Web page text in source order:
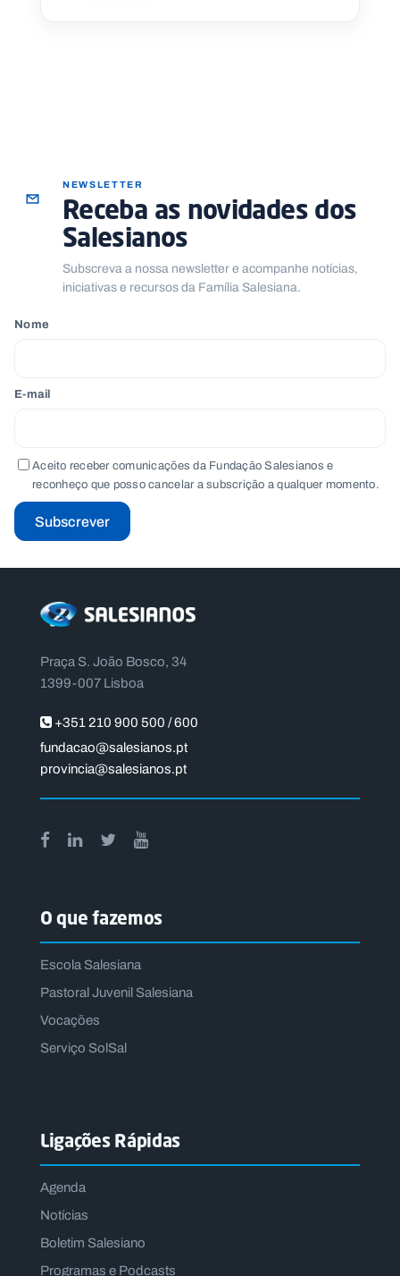
NEWSLETTER
Receba as novidades dos
Salesianos
Subscreva a nossa newsletter e acompanhe notícias,
iniciativas e recursos da Família Salesiana.
Nome
E-mail
Aceito receber comunicações da Fundação Salesianos e
reconheço que posso cancelar a subscrição a qualquer momento.
Subscrever
Praça S. João Bosco, 34
1399-007 Lisboa
+351 210 900 500 / 600
fundacao@salesianos.pt
provincia@salesianos.pt
O que fazemos
Escola Salesiana
Pastoral Juvenil Salesiana
Vocações
Serviço SolSal
Ligações Rápidas
Agenda
Notícias
Boletim Salesiano
Programas e Podcasts